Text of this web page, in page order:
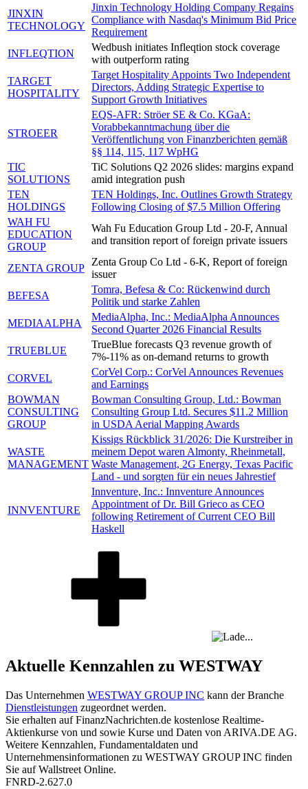
JINXIN
TECHNOLOGY
Jinxin Technology Holding Company Regains
Compliance with Nasdaq's Minimum Bid Price
Requirement
INFLEQTION
Wedbush initiates Infleqtion stock coverage
with outperform rating
TARGET
HOSPITALITY
Target Hospitality Appoints Two Independent
Directors, Adding Strategic Expertise to
Support Growth Initiatives
STROEER
EQS-AFR: Ströer SE & Co. KGaA:
Vorabbekanntmachung über die
Veröffentlichung von Finanzberichten gemäß
§§ 114, 115, 117 WpHG
TIC
SOLUTIONS
TiC Solutions Q2 2026 slides: margins expand
amid integration push
TEN
HOLDINGS
TEN Holdings, Inc. Outlines Growth Strategy
Following Closing of $7.5 Million Offering
WAH FU
EDUCATION
GROUP
Wah Fu Education Group Ltd - 20-F, Annual
and transition report of foreign private issuers
ZENTA GROUP
Zenta Group Co Ltd - 6-K, Report of foreign
issuer
BEFESA
Tomra, Befesa & Co: Rückenwind durch
Politik und starke Zahlen
MEDIAALPHA
MediaAlpha, Inc.: MediaAlpha Announces
Second Quarter 2026 Financial Results
TRUEBLUE
TrueBlue forecasts Q3 revenue growth of
7%-11% as on-demand returns to growth
CORVEL
CorVel Corp.: CorVel Announces Revenues
and Earnings
BOWMAN
CONSULTING
GROUP
Bowman Consulting Group, Ltd.: Bowman
Consulting Group Ltd. Secures $11.2 Million
in USDA Aerial Mapping Awards
WASTE
MANAGEMENT
Kissigs Rückblick 31/2026: Die Kurstreiber in
meinem Depot waren Almonty, Rheinmetall,
Waste Management, 2G Energy, Texas Pacific
Land - und sorgten für ein neues Jahrestief
INNVENTURE
Innventure, Inc.: Innventure Announces
Appointment of Dr. Bill Grieco as CEO
following Retirement of Current CEO Bill
Haskell
Aktuelle Kennzahlen zu WESTWAY
Das Unternehmen WESTWAY GROUP INC kann der Branche
Dienstleistungen zugeordnet werden.
Sie erhalten auf FinanzNachrichten.de kostenlose Realtime-
Aktienkurse von und sowie Kurse und Daten von ARIVA.DE AG.
Weitere Kennzahlen, Fundamentaldaten und
Unternehmensinformationen zu WESTWAY GROUP INC finden
Sie aufWallstreet Online.
FNRD-2.627.0